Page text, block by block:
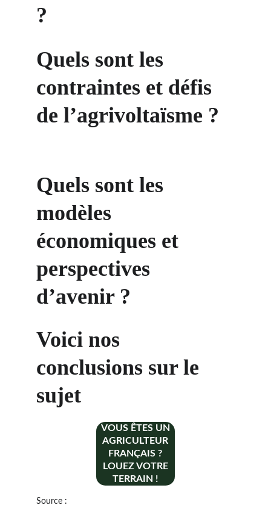
?
Quels sont les
contraintes et défis
de l’agrivoltaïsme ?
Quels sont les
modèles
économiques et
perspectives
d’avenir ?
Voici nos
conclusions sur le
sujet
VOUS ÊTES UN
AGRICULTEUR
FRANÇAIS ?
LOUEZ VOTRE
TERRAIN !
Source :